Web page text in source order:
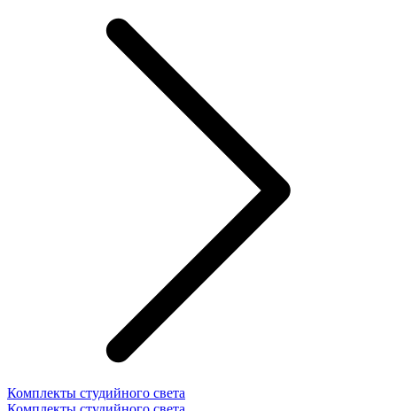
Комплекты студийного света